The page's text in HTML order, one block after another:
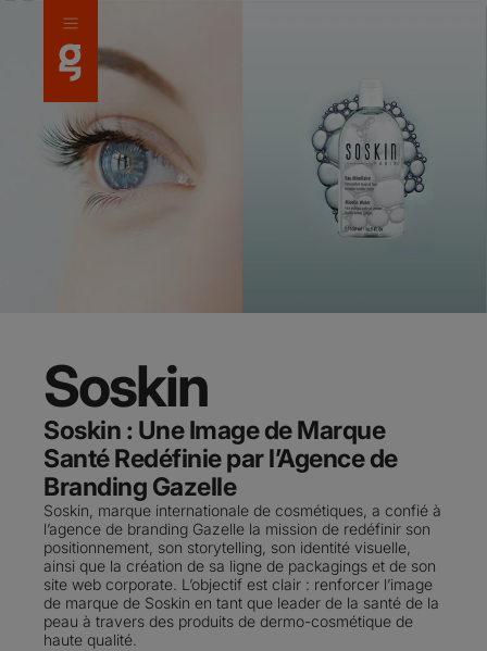
Soskin
Soskin : Une Image de Marque
Santé Redéfinie par l’Agence de
Branding Gazelle
Soskin, marque internationale de cosmétiques, a confié à
l’agence de branding Gazelle la mission de redéfinir son
positionnement, son storytelling, son identité visuelle,
ainsi que la création de sa ligne de packagings et de son
site web corporate. L’objectif est clair : renforcer l’image
de marque de Soskin en tant que leader de la santé de la
peau à travers des produits de dermo-cosmétique de
haute qualité.